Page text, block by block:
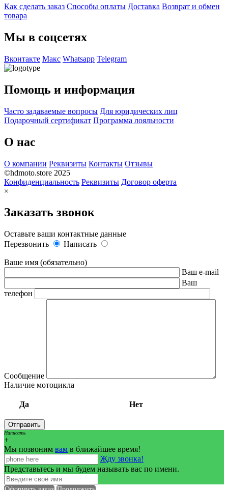
Как сделать заказ Способы оплаты Доставка Возврат и обмен
товара
Мы в соцсетях
Вконтакте Макс Whatsapp Telegram
Помощь и информация
Часто задаваемые вопросы Для юридических лиц
Подарочный сертификат Программа лояльности
О нас
О компании Реквизиты Контакты Отзывы
©hdmoto.store 2025
Конфиденциальность Реквизиты Договор оферта
×
Заказать звонок
Оставьте ваши контактные данные
Перезвонить
Написать
Ваше имя (обязательно)
Ваш e-mail
Ваш
телефон
Сообщение
Наличие мотоцикла
Да Нет
Написать
+
Мы позвоним вам в ближайшее время!
Жду звонка!
Представьтесь и мы будем называть вас по имени.